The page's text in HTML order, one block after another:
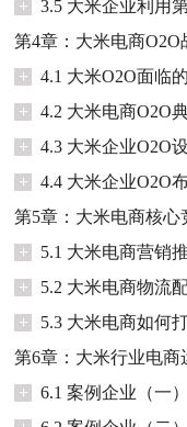
+
3.5 大米企业利用
第4章：大米电商
+
4.1 大米O2O面临
+
4.2 大米电商O2O
+
4.3 大米企业O2O
+
4.4 大米企业O2O
第5章：大米电商核
+
5.1 大米电商营销
+
5.2 大米电商物流
+
5.3 大米电商如何
第6章：大米行业电
+
6.1 案例企业（一）